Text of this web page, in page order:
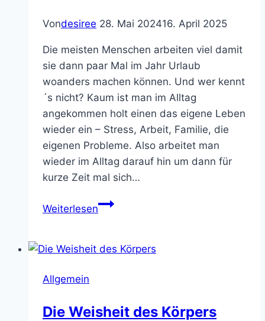
Vondesiree 28. Mai 202416. April 2025
Die meisten Menschen arbeiten viel damit
sie dann paar Mal im Jahr Urlaub
woanders machen können. Und wer kennt
´s nicht? Kaum ist man im Alltag
angekommen holt einen das eigene Leben
wieder ein – Stress, Arbeit, Familie, die
eigenen Probleme. Also arbeitet man
wieder im Alltag darauf hin um dann für
kurze Zeit mal sich…
WeiterlesenDie
Glück
Weg
Allgemein
Die Weisheit des Körpers